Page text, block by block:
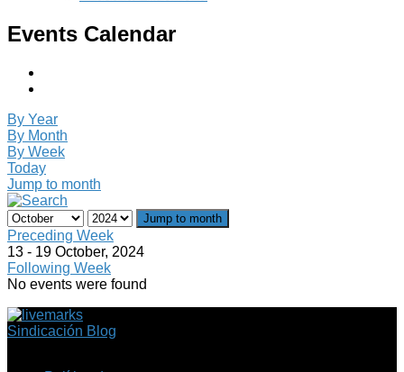
Events Calendar
By Year
By Month
By Week
Today
Jump to month
Jump to month
Preceding Week
13 - 19 October, 2024
Following Week
No events were found
Sindicación Blog